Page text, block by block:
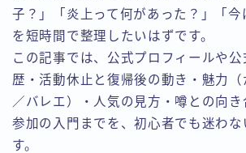
子？」「炎上って何があった？」「今
を短時間で整理したいはずです。
この記事では、公式プロフィールや
歴・活動休止と復帰後の動き・魅力
／バレエ）・人気の見方・噂との向き
参加の入門までを、初心者でも迷わな
す。